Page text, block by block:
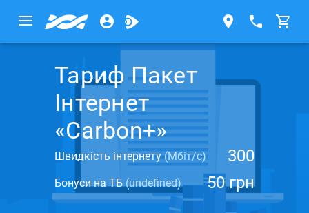
Тариф Пакет
Інтернет
«Carbon+»
Швидкість інтернету(Мбіт/с) 300
Бонуси на ТБ (undefined) 50 грн